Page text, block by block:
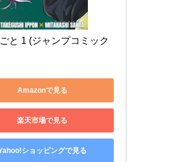
と 1 (ジャンプコミック
Amazonで見る
楽天市場で見る
ショッピングで見る